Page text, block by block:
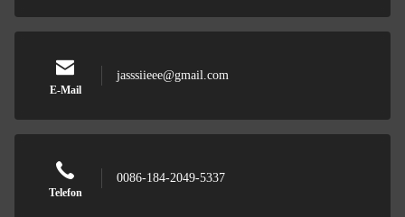
E-Mail
jasssiieee@gmail.com
Telefon
0086-184-2049-5337